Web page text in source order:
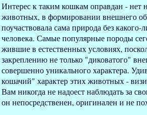
Интерес к таким кошкам оправдан - нет
животных, в формировании внешнего
поучаствовала сама природа без какого-
человека. Самые популярные породы
жившие в естественных условиях,
закреплению не только "диковатого"
совершенно уникального характера.
кошачий" характер этих животных -
Вам никогда не надоест наблюдать за
он непосредственен, оригинален и не